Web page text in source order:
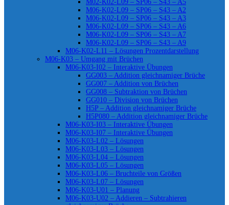
M02-K02-L09 – SP06 – S43 – A5
M06-K02-L09 – SP06 – S43 – A2
M06-K02-L09 – SP06 – S43 – A3
M06-K02-L09 – SP06 – S43 – A6
M06-K02-L09 – SP06 – S43 – A7
M06-K02-L09 – SP06 – S43 – A9
M06-K02-L11 – Lösungen Prozentdarstellung
M06-K03 – Umgang mit Brüchen
M06-K03-I02 – Interaktive Übungen
GG003 – Addition gleichnamiger Brüche
GG007 – Addition von Brüchen
GG008 – Subtraktion von Brüchen
GG010 – Division von Brüchen
H5P – Addition gleichnamiger Brüche
H5P080 – Addition gleichnamiger Brüche
M06-K03-I03 – Interaktive Übungen
M06-K03-I07 – Interaktive Übungen
M06-K03-L02 – Lösungen
M06-K03-L03 – Lösungen
M06-K03-L04 – Lösungen
M06-K03-L05 – Lösungen
M06-K03-L06 – Bruchteile von Größen
M06-K03-L07 – Lösungen
M06-K03-U01 – Planung
M06-K03-U02 – Addieren – Subtrahieren